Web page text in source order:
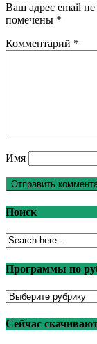
Ваш адрес email не
помечены *
Комментарий *
Имя
Поиск
Программы по
Программы
рубрикам
Сейчас